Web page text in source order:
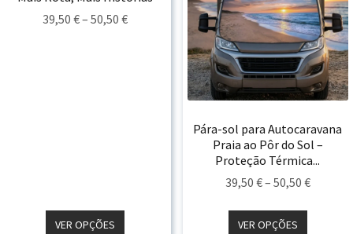
39,50€– 50,50€Price
VER OPÇÕES
Pára-sol para Autocaravana
Praia ao Pôr do Sol –
Proteção Térmica...
39,50 €– 50,50 €Price
VER OPÇÕES